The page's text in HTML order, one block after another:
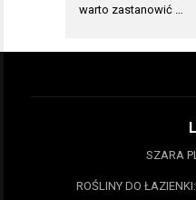
warto zastanowić …
SZARA
ROŚLINY DO